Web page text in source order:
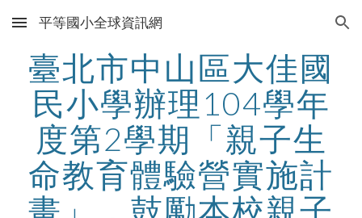
Skip to main content Skip to navigation
平等國小全球資訊網
臺北市中山區大佳國
民小學辦理104學年
度第2學期「親子生
命教育體驗營實施計
畫」，鼓勵本校親子